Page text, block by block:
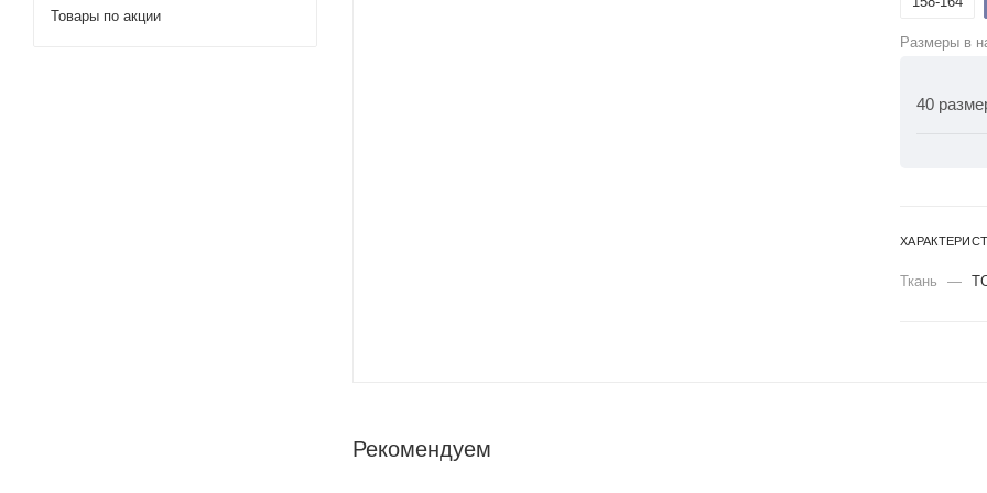
Размеры в
40
Ткань —
Рекомендуем
Товары по акции